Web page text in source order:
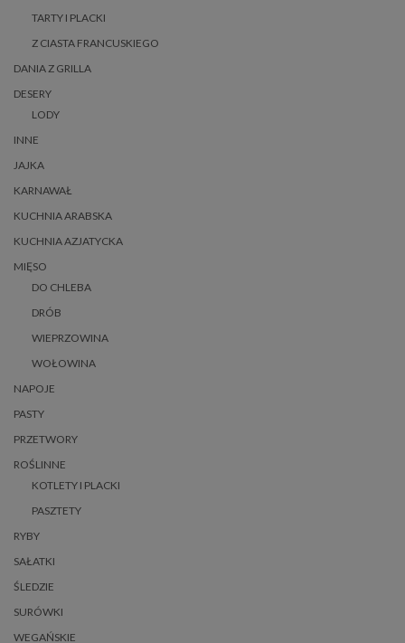
TARTY I PLACKI
Z CIASTA FRANCUSKIEGO
DANIA Z GRILLA
DESERY
LODY
INNE
JAJKA
KARNAWAŁ
KUCHNIA ARABSKA
KUCHNIA AZJATYCKA
MIĘSO
DO CHLEBA
DRÓB
WIEPRZOWINA
WOŁOWINA
NAPOJE
PASTY
PRZETWORY
ROŚLINNE
KOTLETY I PLACKI
PASZTETY
RYBY
SAŁATKI
ŚLEDZIE
SURÓWKI
WEGAŃSKIE